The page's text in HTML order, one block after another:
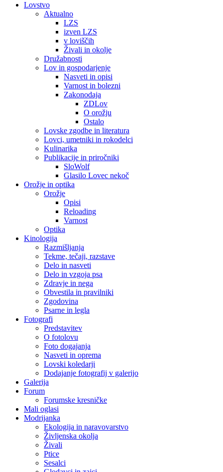
Lovstvo
Aktualno
LZS
izven LZS
v loviščih
Živali in okolje
Družabnosti
Lov in gospodarjenje
Nasveti in opisi
Varnost in bolezni
Zakonodaja
ZDLov
O orožju
Ostalo
Lovske zgodbe in literatura
Lovci, umetniki in rokodelci
Kulinarika
Publikacije in priročniki
SloWolf
Glasilo Lovec nekoč
Orožje in optika
Orožje
Opisi
Reloading
Varnost
Optika
Kinologija
Razmišljanja
Tekme, tečaji, razstave
Delo in nasveti
Delo in vzgoja psa
Zdravje in nega
Obvestila in pravilniki
Zgodovina
Psarne in legla
Fotografi
Predstavitev
O fotolovu
Foto dogajanja
Nasveti in oprema
Lovski koledarji
Dodajanje fotografij v galerijo
Galerija
Forum
Forumske kresničke
Mali oglasi
Modrijanka
Ekologija in naravovarstvo
Življenska okolja
Živali
Ptice
Sesalci